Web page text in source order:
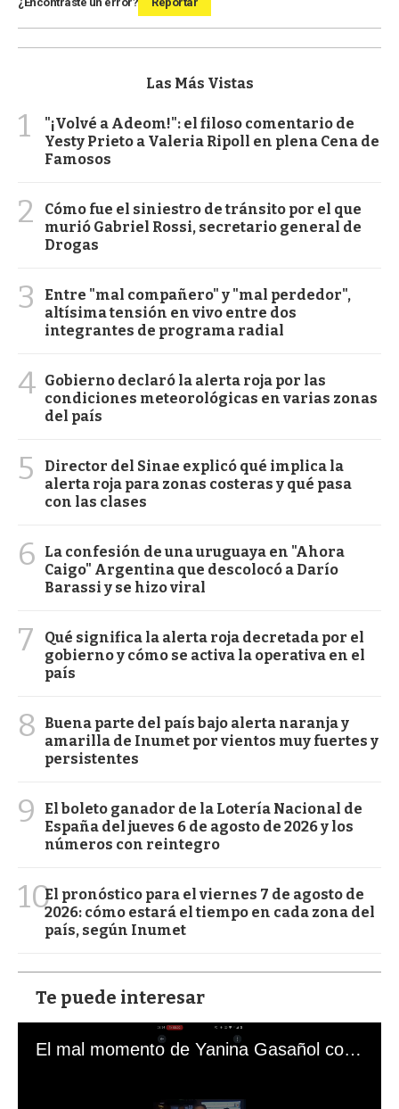
Las Más Vistas
1
"¡Volvé a Adeom!": el filoso comentario de
Yesty Prieto a Valeria Ripoll en plena Cena de
Famosos
2
Cómo fue el siniestro de tránsito por el que
murió Gabriel Rossi, secretario general de
Drogas
3
Entre "mal compañero" y "mal perdedor",
altísima tensión en vivo entre dos
integrantes de programa radial
4 Gobierno declaró la alerta roja por las
condiciones meteorológicas en varias zonas
del país
5
Director del Sinae explicó qué implica la
alerta roja para zonas costeras y qué pasa
con las clases
6
La confesión de una uruguaya en "Ahora
Caigo" Argentina que descolocó a Darío
Barassi y se hizo viral
7
Qué significa la alerta roja decretada por el
gobierno y cómo se activa la operativa en el
país
8
Buena parte del país bajo alerta naranja y
amarilla de Inumet por vientos muy fuertes y
persistentes
9
El boleto ganador de la Lotería Nacional de
España del jueves 6 de agosto de 2026 y los
números con reintegro
10El pronóstico para el viernes 7 de agosto de
2026: cómo estará el tiempo en cada zona del
país, según Inumet
Te puede interesar
El mal momento de Yanina Gasañol con un hincha argentino en "Subrayado"